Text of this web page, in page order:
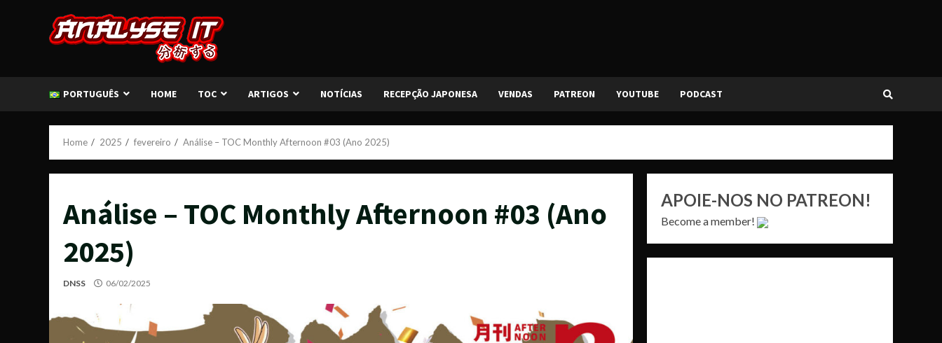
PORTUGUÊS HOME TOC ARTIGOS NOTÍCIAS RECEPÇÃO JAPONESA VENDAS PATREON YOUTUBE PODCAST
Home 2025 fevereiro Análise – TOC Monthly Afternoon #03 (Ano 2025)
Análise – TOC Monthly Afternoon #03 (Ano
2025)
DNSS 06/02/2025
APOIE-NOS NO PATREON!
Become a member!